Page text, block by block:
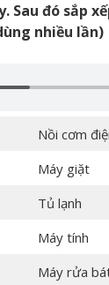
đó sắp
nhiều lần)
Nồi cơm
Máy giặt
Tủ lạnh
Máy tính
Máy rửa